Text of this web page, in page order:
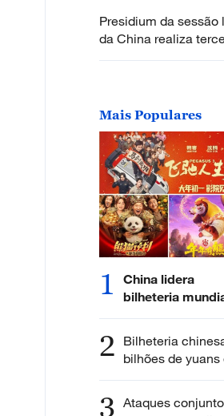
Presidium da
da China realiza
Mais Populares
1
China lidera
bilheteria
2 Bilheteria
bilhões de yuans
3 Ataques